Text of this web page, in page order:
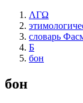
ΛΓΩ
словарь
Б
бон
бон